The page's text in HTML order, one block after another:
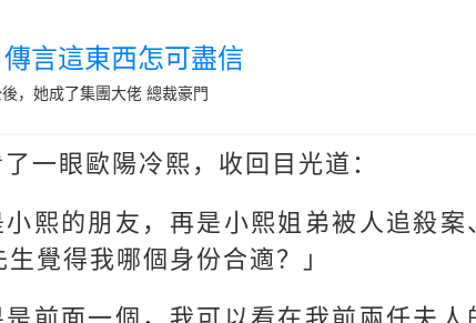
言這東西怎可盡信
，她成了集團大佬 總裁豪門
一眼歐陽冷熙，收回目光道：
小熙的朋友，再是小熙姐弟被人追殺
生覺得我哪個身份合適？」